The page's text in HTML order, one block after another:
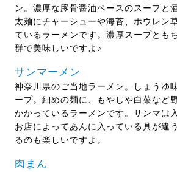
ン。濃厚な豚骨醤油ベースのスープと
太麺にチャーシューや海苔、ホウレン
ているラーメンです。濃厚スープとも
群で美味しいですよ♪
サンマーメン
神奈川県のご当地ラーメン。しょうゆ
ープ。細めの麺に、もやしや白菜など
かかっているラーメンです。サンマは
お店によってあんに入っている具が違
るのも楽しいですよ。
肉まん